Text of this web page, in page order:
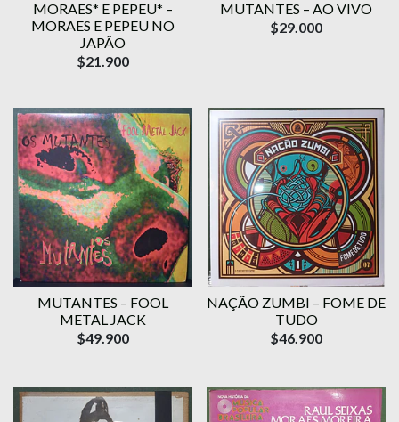
MORAES* E PEPEU* –
MORAES E PEPEU NO
JAPÃO
$21.900
MUTANTES – AO VIVO
$29.000
MUTANTES – FOOL
METAL JACK
$49.900
NAÇÃO ZUMBI – FOME DE
TUDO
$46.900